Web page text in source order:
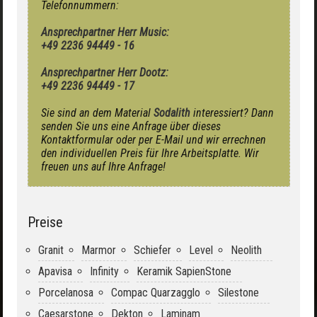
Telefonnummern:
Ansprechpartner Herr Music:
+49 2236 94449 - 16
Ansprechpartner Herr Dootz:
+49 2236 94449 - 17
Sie sind an dem Material Sodalith interessiert? Dann
senden Sie uns eine Anfrage über dieses
Kontaktformular oder per E-Mail und wir errechnen
den individuellen Preis für Ihre Arbeitsplatte. Wir
freuen uns auf Ihre Anfrage!
Preise
Granit Marmor Schiefer Level
Neolith
Apavisa
Infinity
Keramik SapienStone
Porcelanosa
Compac Quarzagglo
Silestone
Caesarstone
Dekton Laminam